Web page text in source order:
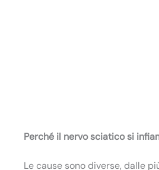
Perché il nervo sciatico si
Le cause sono diverse, dalle